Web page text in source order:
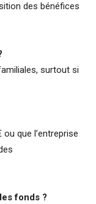
des bénéfices
surtout si
que l’entreprise
fonds ?